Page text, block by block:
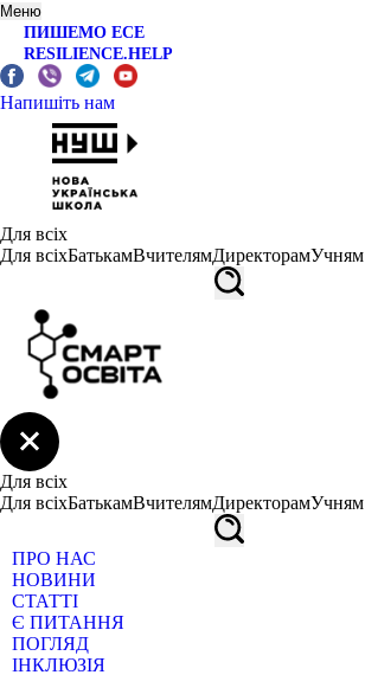
Меню
ПИШЕМО ЕСЕ
RESILIENCE.HELP
Напишіть нам
Для всіх
Для всіхБатькамВчителямДиректорамУчням
Для всіх
Для всіхБатькамВчителямДиректорамУчням
ПРО НАС
НОВИНИ
СТАТТІ
Є ПИТАННЯ
ПОГЛЯД
ІНКЛЮЗІЯ